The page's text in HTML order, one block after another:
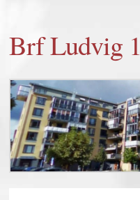
KONTAKT
MÄKLARINFORMATION
FÖR MEDLEMMAR
SENASTE NYTT/AKTUELLT
Brf Ludvig 1